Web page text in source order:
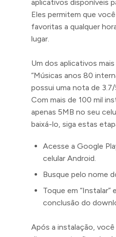
aplicativos disponíveis
Eles permitem que
favoritas a qualquer
lugar.
Um dos aplicativos
“Músicas anos 80
possui uma nota de
Com mais de 100 mil
apenas 5MB no seu
baixá-lo, siga estas
Acesse a Google
celular Android.
Busque pelo nome
Toque em “Instalar”
conclusão do
Após a instalação,